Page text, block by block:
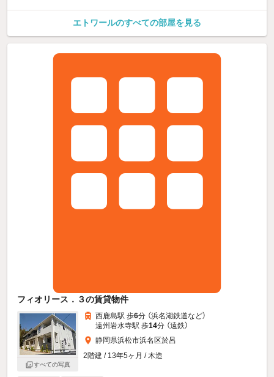
エトワールのすべての部屋を見る
フィオリース．３の賃貸物件
すべての写真
西鹿島駅 歩6分 （浜名湖鉄道など）
遠州岩水寺駅 歩14分 （遠鉄）
静岡県浜松市浜名区於呂
2階建 / 13年5ヶ月 / 木造